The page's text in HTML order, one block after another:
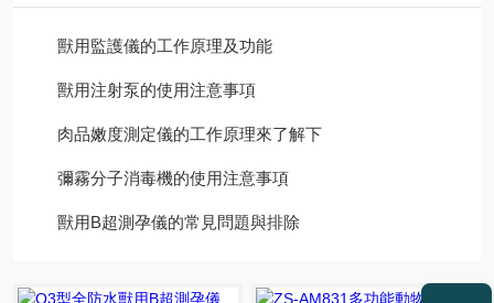
獸用監護儀的工作原理及功能
獸用注射泵的使用注意事項
肉品嫩度測定儀的工作原理來了解下
彌霧分子消毒機的使用注意事項
獸用B超測孕儀的常見問題與排除